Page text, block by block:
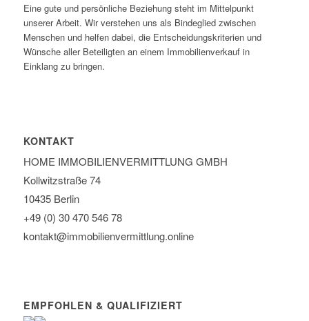
Eine gute und persönliche Beziehung steht im Mittelpunkt
unserer Arbeit. Wir verstehen uns als Bindeglied zwischen
Menschen und helfen dabei, die Entscheidungskriterien und
Wünsche aller Beteiligten an einem Immobilienverkauf in
Einklang zu bringen.
KONTAKT
HOME IMMOBILIEN­VERMITTLUNG GMBH
Kollwitzstraße 74
10435 Berlin
+49 (0) 30 470 546 78
kontakt@immobilien­vermittlung.online
EMPFOHLEN & QUALIFIZIERT